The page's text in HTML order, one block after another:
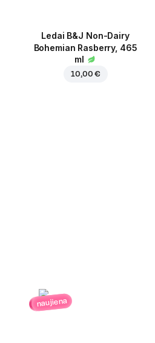
Ledai B&J Non-Dairy
Bohemian Rasberry, 465
ml
10,00 €
naujiena